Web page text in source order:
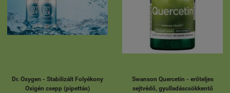
Dr. Oxygen - Stabilizált Folyékony
Oxigén csepp (pipettás)
Swanson Quercetin - erőteljes
sejtvédő, gyulladáscsökkentő